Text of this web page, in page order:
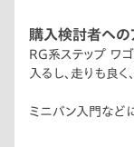
購入検討者への
RG系ステップ ワ
入るし、走りも良く
ミニバン入門など